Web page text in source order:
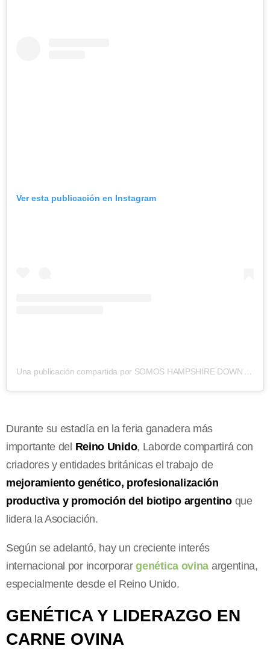
Ver esta publicación en Instagram
Una publicación compartida por SOMOS HAMPSHIRE DOWN ARGENTINA – LIDERANDO LA CARNE OVINA (@hampshiredownarg)
Durante su estadía en la feria ganadera más
importante del Reino Unido, Laborde compartirá con
criadores y entidades británicas el trabajo de
mejoramiento genético, profesionalización
productiva y promoción del biotipo argentinoque
lidera la Asociación.
Según se adelantó, hay un creciente interés
internacional por incorporargenética ovina argentina,
especialmente desde el Reino Unido.
GENÉTICA Y LIDERAZGO EN
CARNE OVINA